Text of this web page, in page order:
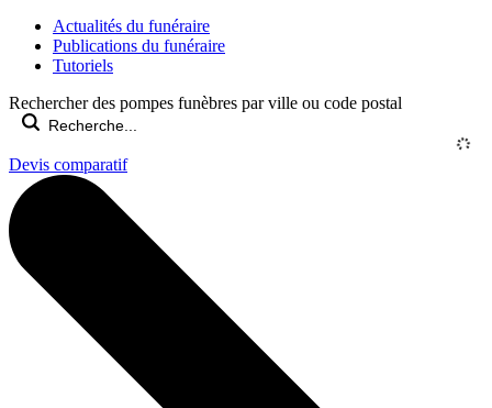
Actualités du funéraire
Publications du funéraire
Tutoriels
Rechercher des pompes funèbres par ville ou code postal
Devis comparatif